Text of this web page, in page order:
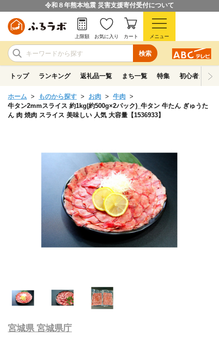
令和８年熊本地震 災害支援寄付受付について
検索
上限額 お気に入り カート メニュー
トップ ランキング 返礼品一覧 まち一覧 特集 初心者ガイド
ホーム ものから探す お肉
牛肉
牛タン2mmスライス 約1kg(約500g×2パック)_牛タン 牛たん ぎゅうた
ん 肉 焼肉 スライス 美味しい 人気 大容量【1536933】
宮城県 宮城県庁